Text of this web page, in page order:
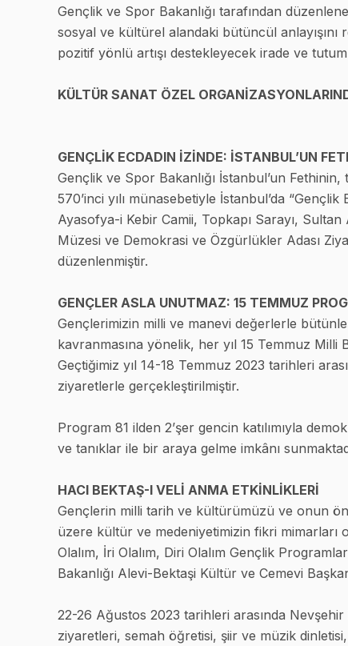
Gençlik ve Spor Bakanlığı tarafından
sosyal ve kültürel alandaki bütüncül anlayışını
pozitif yönlü artışı destekleyecek irade ve
KÜLTÜR SANAT ÖZEL
GENÇLİK ECDADIN İZİNDE: İSTANBUL’UN
Gençlik ve Spor Bakanlığı İstanbul’un
570’inci yılı münasebetiyle İstanbul’da
Ayasofya-i Kebir Camii, Topkapı Sarayı,
Müzesi ve Demokrasi ve Özgürlükler Adası
düzenlenmiştir.
GENÇLER ASLA UNUTMAZ: 15 TEMMUZ
Gençlerimizin milli ve manevi değerlerle
kavranmasına yönelik, her yıl 15 Temmuz Milli
Geçtiğimiz yıl 14-18 Temmuz 2023 tarihleri
ziyaretlerle gerçekleştirilmiştir.
Program 81 ilden 2’şer gencin katılımıyla
ve tanıklar ile bir araya gelme imkânı
HACI BEKTAŞ-I VELİ ANMA ETKİNLİKLERİ
Gençlerin milli tarih ve kültürümüzü ve onun
üzere kültür ve medeniyetimizin fikri mimarları
Olalım, İri Olalım, Diri Olalım Gençlik
Bakanlığı Alevi-Bektaşi Kültür ve Cemevi
22-26 Ağustos 2023 tarihleri arasında Nevşehir
ziyaretleri, semah öğretisi, şiir ve müzik